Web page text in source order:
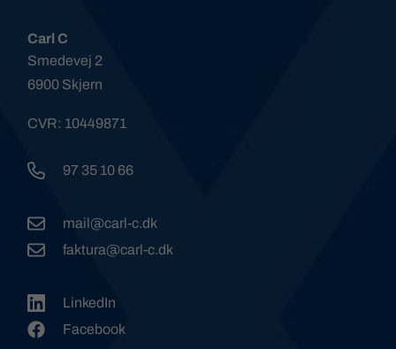
Carl C
Smedevej 2
6900 Skjern
CVR: 10449871
97 35 10 66
mail@carl-c.dk
faktura@carl-c.dk
LinkedIn
Facebook